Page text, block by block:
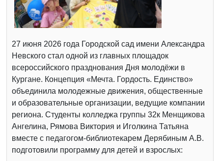
27 июня 2026 года Городской сад имени Александра
Невского стал одной из главных площадок
всероссийского празднования Дня молодёжи в
Кургане. Концепция «Мечта. Гордость. Единство»
объединила молодежные движения, общественные
и образовательные организации, ведущие компании
региона. Студенты колледжа группы 32к Менщикова
Ангелина, Рямова Виктория и Иголкина Татьяна
вместе с педагогом-библиотекарем Дерябиным А.В.
подготовили программу для детей и взрослых: